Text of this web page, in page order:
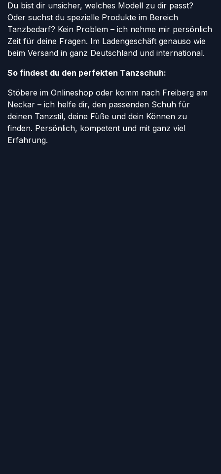
Du bist dir unsicher, welches Modell zu dir passt?
Oder suchst du spezielle Produkte im Bereich
Tanzbedarf? Kein Problem – ich nehme mir persönlich
Zeit für deine Fragen. Im Ladengeschäft genauso wie
beim Versand in ganz Deutschland und international.
So findest du den perfekten Tanzschuh:
Stöbere im Onlineshop oder komm nach Freiberg am
Neckar – ich helfe dir, den passenden Schuh für
deinen Tanzstil, deine Füße und dein Können zu
finden. Persönlich, kompetent und mit ganz viel
Erfahrung.